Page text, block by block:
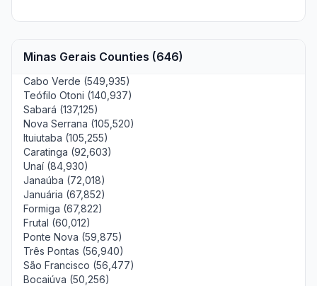
Minas Gerais Counties (646)
Cabo Verde (549,935)
Teófilo Otoni (140,937)
Sabará (137,125)
Nova Serrana (105,520)
Ituiutaba (105,255)
Caratinga (92,603)
Unaí (84,930)
Janaúba (72,018)
Januária (67,852)
Formiga (67,822)
Frutal (60,012)
Ponte Nova (59,875)
Três Pontas (56,940)
São Francisco (56,477)
Bocaiúva (50,256)